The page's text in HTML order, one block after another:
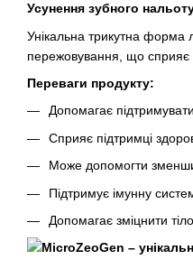
Усунення зубного
Унікальна трикутна форма
пережовування, що сприяє
Переваги продукту:
Допомагає
Сприяє підтримці
Може допомогти
Підтримує імунну
Допомагає зміцнити
MicroZeoGen –